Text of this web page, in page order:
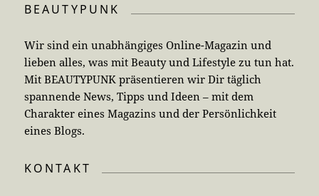
BEAUTYPUNK
Wir sind ein unabhängiges Online-Magazin und
lieben alles, was mit Beauty und Lifestyle zu tun hat.
Mit BEAUTYPUNK präsentieren wir Dir täglich
spannende News, Tipps und Ideen – mit dem
Charakter eines Magazins und der Persönlichkeit
eines Blogs.
KONTAKT